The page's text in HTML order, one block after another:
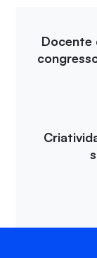
Docente